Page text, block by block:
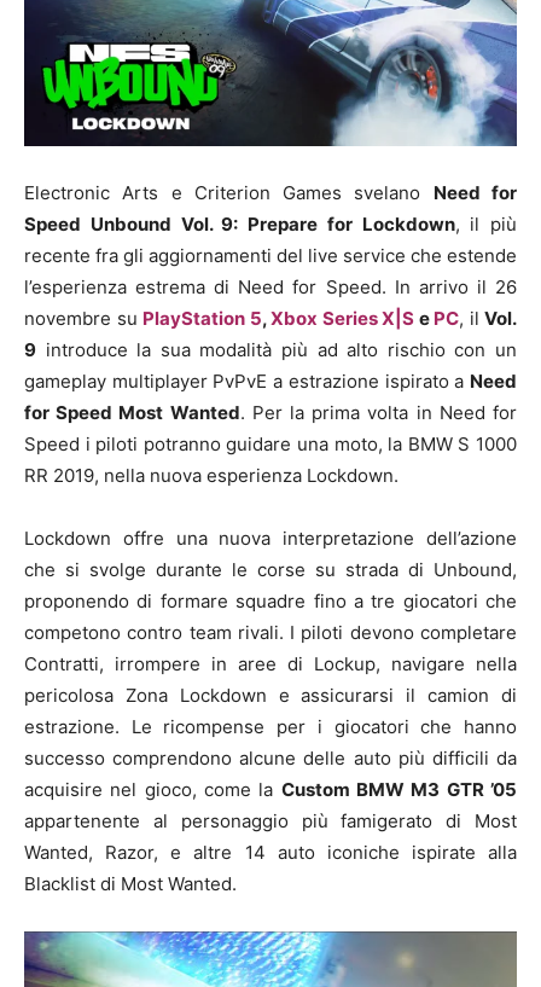
Electronic Arts e Criterion Games svelano Need for
Speed Unbound Vol. 9: Prepare for Lockdown, il più
recente fra gli aggiornamenti del live service che estende
l’esperienza estrema di Need for Speed. In arrivo il 26
novembre su PlayStation 5,Xbox Series X|S e PC, il Vol.
9 introduce la sua modalità più ad alto rischio con un
gameplay multiplayer PvPvE a estrazione ispirato a Need
for Speed Most Wanted. Per la prima volta in Need for
Speed i piloti potranno guidare una moto, la BMW S 1000
RR 2019, nella nuova esperienza Lockdown.
Lockdown offre una nuova interpretazione dell’azione
che si svolge durante le corse su strada di Unbound,
proponendo di formare squadre fino a tre giocatori che
competono contro team rivali. I piloti devono completare
Contratti, irrompere in aree di Lockup, navigare nella
pericolosa Zona Lockdown e assicurarsi il camion di
estrazione. Le ricompense per i giocatori che hanno
successo comprendono alcune delle auto più difficili da
acquisire nel gioco, come la Custom BMW M3 GTR ’05
appartenente al personaggio più famigerato di Most
Wanted, Razor, e altre 14 auto iconiche ispirate alla
Blacklist di Most Wanted.